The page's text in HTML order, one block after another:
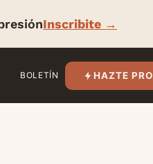
Inscribite →
BOLETÍN HAZTE PRO